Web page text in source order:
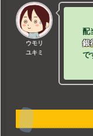
ウモリ
ユキミ
配
銀
で